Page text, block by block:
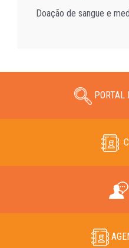
Doação de sangue e
PORTAL